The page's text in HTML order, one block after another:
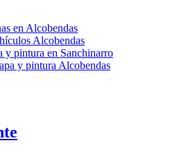
en Alcobendas
Alcobendas
y pintura en Sanchinarro
y pintura Alcobendas